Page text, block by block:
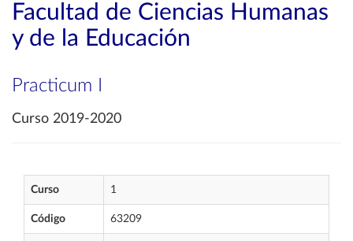
Facultad de Ciencias Humanas
y de la Educación
Practicum I
Curso 2019-2020
Curso 1
Código 63209